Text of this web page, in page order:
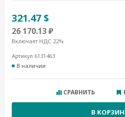
321.47 $
26 170.13 ₽
Включает НДС 22%
Артикул 6131463
В наличии
СРАВНИТЬ
В